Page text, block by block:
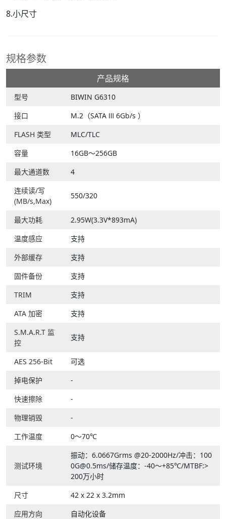
8.小尺寸
规格参数
产品规格
型号
BIWIN G6310
接口
M.2（SATA Ⅲ 6Gb/s ）
FLASH 类型
MLC/TLC
容量
16GB～256GB
最大通道数
4
连续读/写
(MB/s,Max)
550/320
最大功耗
2.95W(3.3V*893mA)
温度感应
支持
外部缓存
支持
固件备份
支持
TRIM
支持
ATA 加密
支持
S.M.A.R.T 监
控
支持
AES 256-Bit
可选
掉电保护
-
快速擦除
-
物理销毁
-
工作温度
0～70℃
测试环境
振动：6.0667Grms @20-2000Hz/冲击：100
0G@0.5ms/储存温度：-40～+85℃/MTBF:>
200万小时
尺寸
42 x 22 x 3.2mm
应用方向
自动化设备